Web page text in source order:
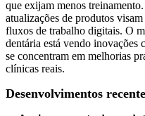
que exijam menos
atualizações de produtos
fluxos de trabalho digitais. O
dentária está vendo inovações
se concentram em melhorias
clínicas reais.
Desenvolvimentos